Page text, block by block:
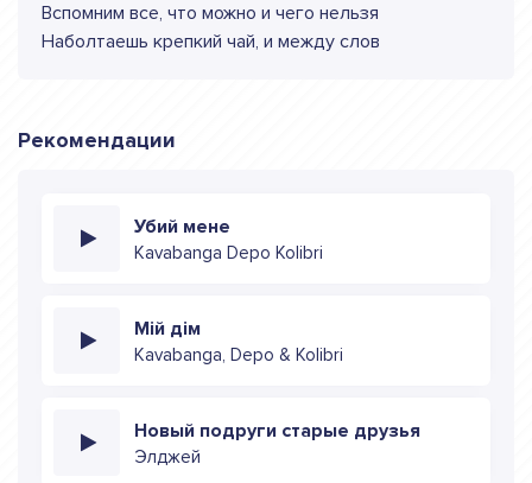
Вспомним все, что можно и чего нельзя
Наболтаешь крепкий чай, и между слов
Рекомендации
Убий мене
Kavabanga Depo Kolibri
Мій дім
Kavabanga, Depo & Kolibri
Новый подруги старые друзья
Элджей